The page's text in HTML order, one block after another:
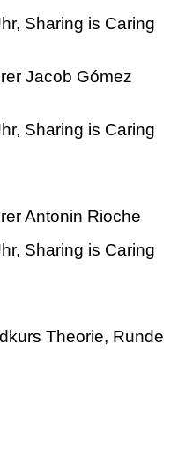
Sharing is Caring
Jacob Gómez
Sharing is Caring
Antonin Rioche
Sharing is Caring
Theorie, Runde